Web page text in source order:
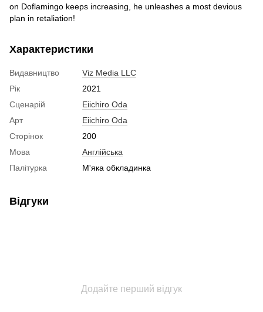
on Doflamingo keeps increasing, he unleashes a most devious
plan in retaliation!
Характеристики
Видавництво
Viz Media LLC
Рік
2021
Сценарій
Eiichiro Oda
Арт
Eiichiro Oda
Сторінок
200
Мова
Англійська
Палітурка
М'яка обкладинка
Відгуки
Додайте перший відгук